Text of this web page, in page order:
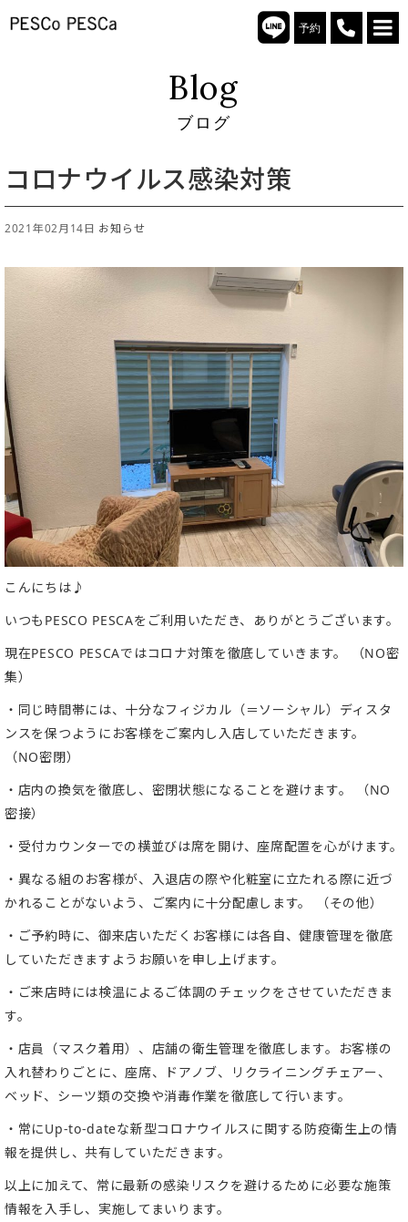
予約
Blog
ブログ
コロナウイルス感染対策
2021年02月14日 お知らせ
こんにちは♪
いつも PESCO PESCAをご利用いただき、ありがとうございます。
現在PESCO PESCAではコロナ対策を徹底していきます。 （NO密
集）
・同じ時間帯には、十分なフィジカル（＝ソーシャル）ディスタ
ンスを保つようにお客様をご案内し入店していただきます。
（NO密閉）
・店内の換気を徹底し、密閉状態になることを避けます。
（NO
密接）
・受付カウンターでの横並びは席を開け、座席配置を心がけます。
・異なる組のお客様が、入退店の際や化粧室に立たれる際に近づ
かれることがないよう、ご案内に十分配慮します。
（その他）
・ご予約時に、御来店いただくお客様には各自、健康管理を徹底
していただきますようお願いを申し上げます。
・ご来店時には検温によるご体調のチェックをさせていただきま
す。
・店員（マスク着用）、店舗の衛生管理を徹底します。お客様の
入れ替わりごとに、座席、ドアノブ、リクライニングチェアー、
ベッド、シーツ類の交換や消毒作業を徹底して行います。
・常にUp-to-dateな新型コロナウイルスに関する防疫衛生上の情
報を提供し、共有していただきます。
以上に加えて、常に最新の感染リスクを避けるために必要な施策
情報を入手し、実施してまいります。